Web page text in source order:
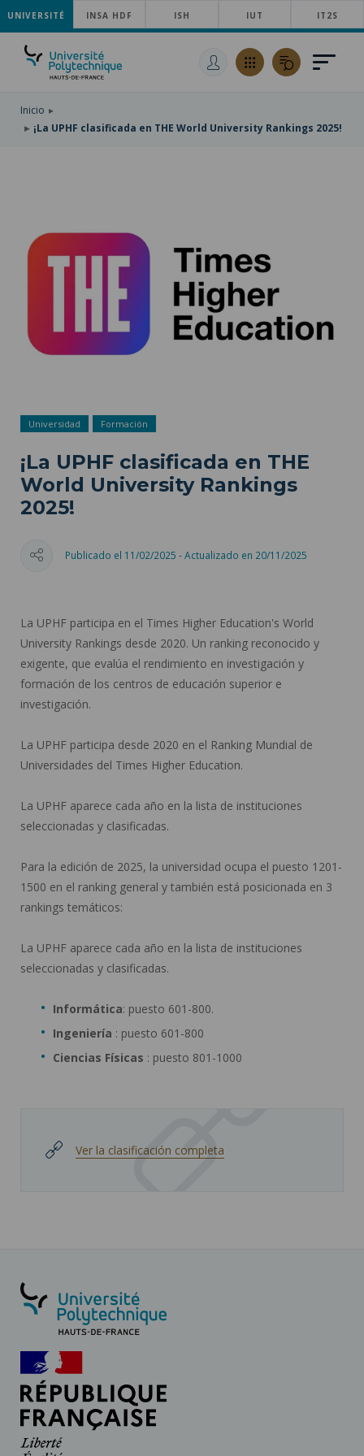
SKIP
TO
MAIN
NAVIGATION
PASAR
AL
CONTENIDO
SKIP
UNIVERSITÉ INSA HDF ISH IUT IT2S
Inicio
¡La UPHF clasificada en THE World University Rankings 2025!
Universidad Formación
¡La UPHF clasificada en THE
World University Rankings
2025!
Publicado el 11/02/2025 - Actualizado en 20/11/2025
La UPHF participa en el Times Higher Education's World
University Rankings desde 2020. Un ranking reconocido y
exigente, que evalúa el rendimiento en investigación y
formación de los centros de educación superior e
investigación.
La UPHF participa desde 2020 en el Ranking Mundial de
Universidades del Times Higher Education.
La UPHF aparece cada año en la lista de instituciones
seleccionadas y clasificadas.
Para la edición de 2025, la universidad ocupa el puesto 1201-
1500 en el ranking general y también está posicionada en 3
rankings temáticos:
La UPHF aparece cada año en la lista de instituciones
seleccionadas y clasificadas.
Informática: puesto 601-800.
Ingeniería : puesto 601-800
Ciencias Físicas : puesto 801-1000
Ver la clasificación completa